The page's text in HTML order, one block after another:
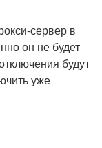
сервер в
он не будет
будут
уже